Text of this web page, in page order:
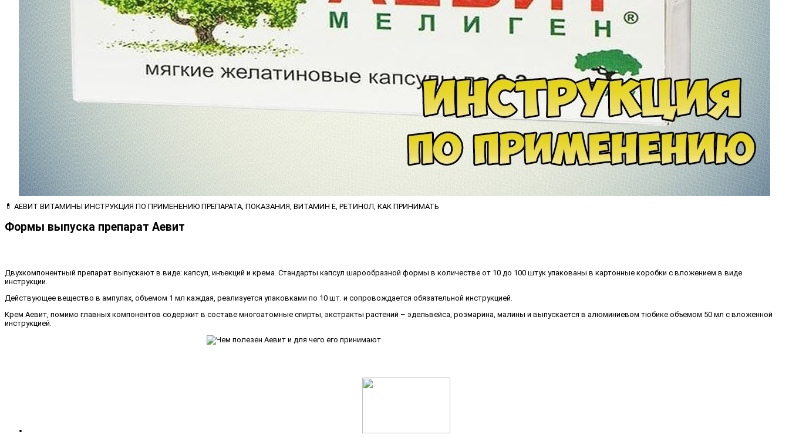
💊 АЕВИТ ВИТАМИНЫ ИНСТРУКЦИЯ ПО ПРИМЕНЕНИЮ ПРЕПАРАТА, ПОКАЗАНИЯ, ВИТАМИН Е, РЕТИНОЛ, КАК ПРИНИМАТЬ
Формы выпуска препарат Аевит
Двухкомпонентный препарат выпускают в виде: капсул, инъекций и крема. Стандарты капсул шарообразной формы в количестве от 10 до 100 штук упакованы в картонные коробки с вложением в виде
инструкции.
Действующее вещество в ампулах, объемом 1 мл каждая, реализуется упаковками по 10 шт. и сопровождается обязательной инструкцией.
Крем Аевит, помимо главных компонентов содержит в составе многоатомные спирты, экстракты растений – эдельвейса, розмарина, малины и выпускается в алюминиевом тюбике объемом 50 мл с вложенной
инструкцией.